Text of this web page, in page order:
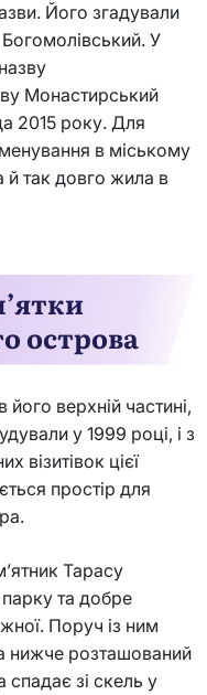
Його згадували
У
Монастирський
2015 року. Для
в міському
й так довго жила в
острова
верхній частині,
у 1999 році, і з
візитівок цієї
простір для
Тарасу
парку та добре
Поруч із ним
нижче розташований
зі скель у